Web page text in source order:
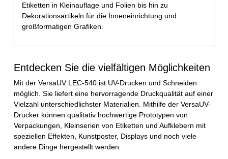
Etiketten in Kleinauflage und Folien bis hin zu
Dekorationsartikeln für die Inneneinrichtung und
großformatigen Grafiken.
Entdecken Sie die vielfältigen Möglichkeiten
Mit der VersaUV LEC-540 ist UV-Drucken und Schneiden
möglich. Sie liefert eine hervorragende Druckqualität auf einer
Vielzahl unterschiedlichster Materialien. Mithilfe der VersaUV-
Drucker können qualitativ hochwertige Prototypen von
Verpackungen, Kleinserien von Etiketten und Aufklebern mit
speziellen Effekten, Kunstposter, Displays und noch viele
andere Dinge hergestellt werden.